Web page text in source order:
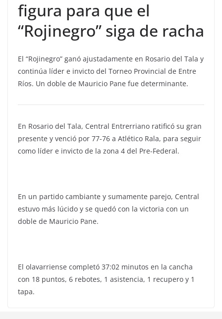
figura para que el
“Rojinegro” siga de racha
El “Rojinegro” ganó ajustadamente en Rosario del Tala y
continúa líder e invicto del Torneo Provincial de Entre
Ríos. Un doble de Mauricio Pane fue determinante.
En Rosario del Tala, Central Entrerriano ratificó su gran
presente y venció por 77-76 a Atlético Rala, para seguir
como líder e invicto de la zona 4 del Pre-Federal.
En un partido cambiante y sumamente parejo, Central
estuvo más lúcido y se quedó con la victoria con un
doble de Mauricio Pane.
El olavarriense completó 37:02 minutos en la cancha
con 18 puntos, 6 rebotes, 1 asistencia, 1 recupero y 1
tapa.